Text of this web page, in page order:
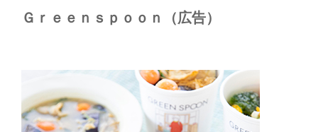
Ｇｒｅｅｎｓｐｏｏｎ（広告）